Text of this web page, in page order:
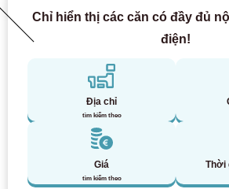
Chỉ hiển thị các căn có đầy đủ
điện!
Địa chỉ
tìm kiếm theo
Giá
tìm kiếm theo
Thời